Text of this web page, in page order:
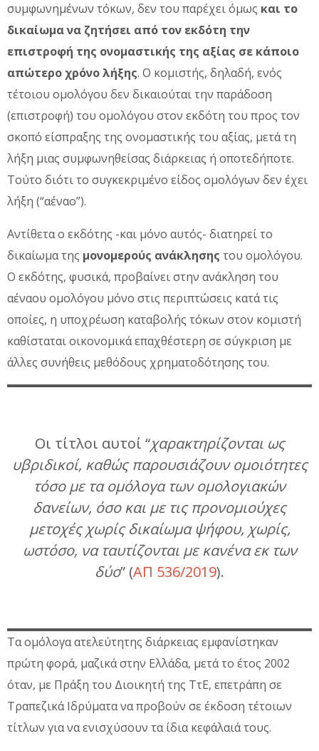
συμφωνημένων τόκων, δεν του παρέχει όμως και το
δικαίωμα να ζητήσει από τον εκδότη την
επιστροφή της ονομαστικής της αξίας σε κάποιο
απώτερο χρόνο λήξης. Ο κομιστής, δηλαδή, ενός
τέτοιου ομολόγου δεν δικαιούται την παράδοση
(επιστροφή) του ομολόγου στον εκδότη του προς τον
σκοπό είσπραξης της ονομαστικής του αξίας, μετά τη
λήξη μιας συμφωνηθείσας διάρκειας ή οποτεδήποτε.
Τούτο διότι το συγκεκριμένο είδος ομολόγων δεν έχει
λήξη (“αέναο”).
Αντίθετα ο εκδότης -και μόνο αυτός- διατηρεί το
δικαίωμα της μονομερούς ανάκλησης του ομολόγου.
Ο εκδότης, φυσικά, προβαίνει στην ανάκληση του
αέναου ομολόγου μόνο στις περιπτώσεις κατά τις
οποίες, η υποχρέωση καταβολής τόκων στον κομιστή
καθίσταται οικονομικά επαχθέστερη σε σύγκριση με
άλλες συνήθεις μεθόδους χρηματοδότησης του.
Οι τίτλοι αυτοί “χαρακτηρίζονται ως
υβριδικοί, καθώς παρουσιάζουν ομοιότητες
τόσο με τα ομόλογα των ομολογιακών
δανείων, όσο και με τις προνομιούχες
μετοχές χωρίς δικαίωμα ψήφου, χωρίς,
ωστόσο, να ταυτίζονται με κανένα εκ των
δύο” (ΑΠ 536/2019).
Τα ομόλογα ατελεύτητης διάρκειας εμφανίστηκαν
πρώτη φορά, μαζικά στην Ελλάδα, μετά το έτος 2002
όταν, με Πράξη του Διοικητή της ΤτΕ, επετράπη σε
Τραπεζικά Ιδρύματα να προβούν σε έκδοση τέτοιων
τίτλων για να ενισχύσουν τα ίδια κεφάλαιά τους.